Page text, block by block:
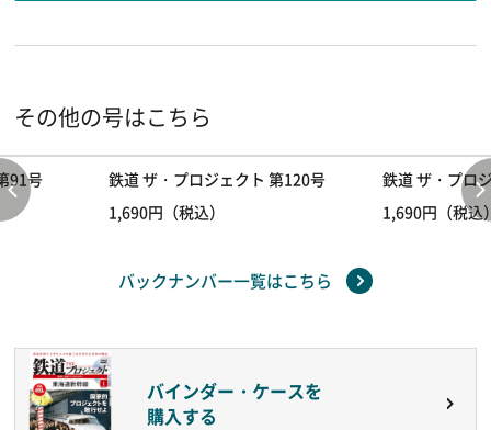
その他の号はこちら
91号
鉄道 ザ・プロジェクト 第120号
1,690円（税込）
鉄道 ザ・プロ
1,690円（税込
バックナンバー一覧はこちら
バインダー・ケースを
購入する